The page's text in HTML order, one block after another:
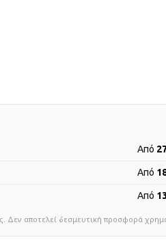
Από
Από
Από
Δεν αποτελεί δεσμευτική προσφορά